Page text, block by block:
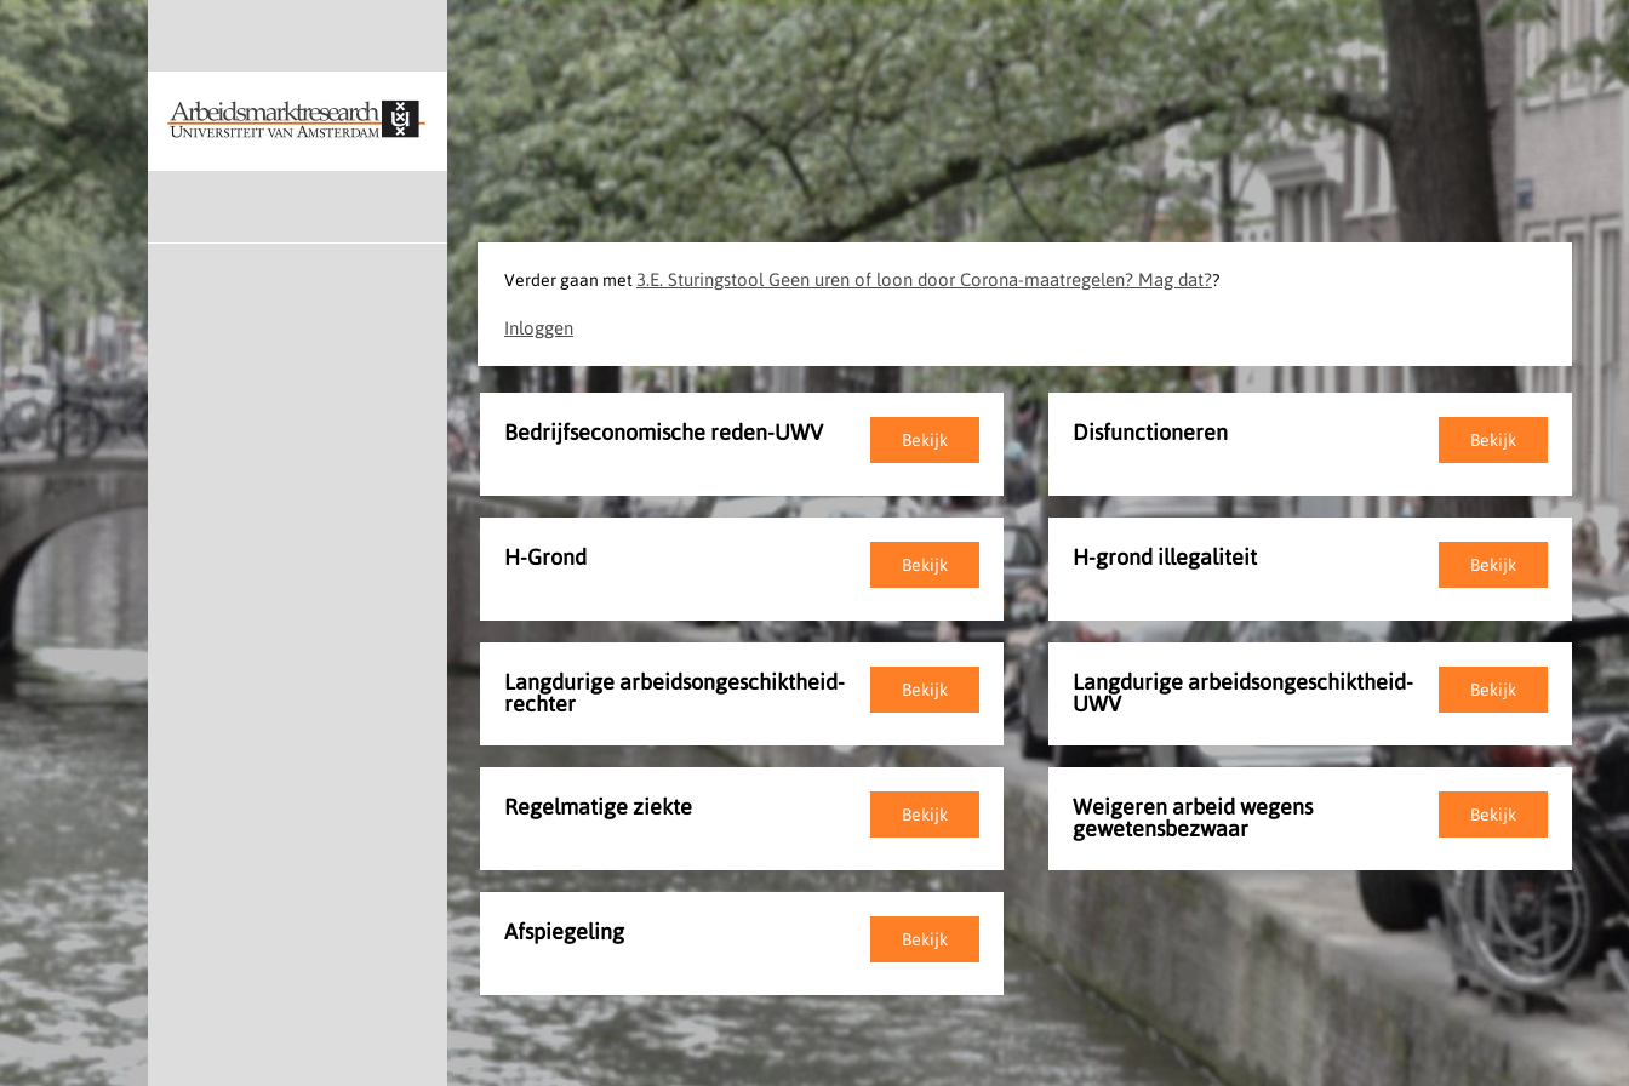
Verder gaan met 3.E. Sturingstool Geen uren of loon door Corona-maatregelen? Mag dat??
Inloggen
Bekijk
Bedrijfseconomische reden-UWV Bekijk
Disfunctioneren
Bekijk
H-Grond Bekijk
H-grond illegaliteit
Bekijk
Langdurige arbeidsongeschiktheid-
rechter
Bekijk
Langdurige arbeidsongeschiktheid-
UWV
Bekijk
Regelmatige ziekte Bekijk
Weigeren arbeid wegens
gewetensbezwaar
Bekijk
Afspiegeling